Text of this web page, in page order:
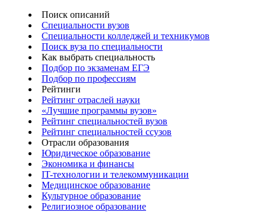
Поиск описаний
Специальности вузов
Специальности колледжей и техникумов
Поиск вуза по специальности
Как выбрать специальность
Подбор по экзаменам ЕГЭ
Подбор по профессиям
Рейтинги
Рейтинг отраслей науки
«Лучшие программы вузов»
Рейтинг специальностей вузов
Рейтинг специальностей ссузов
Отрасли образования
Юридическое образование
Экономика и финансы
IT-технологии и телекоммуникации
Медицинское образование
Культурное образование
Религиозное образование